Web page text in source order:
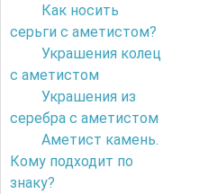
Как носить
серьги с аметистом?
Украшения колец
с аметистом
Украшения из
серебра с аметистом
Аметист камень.
Кому подходит по
знаку?